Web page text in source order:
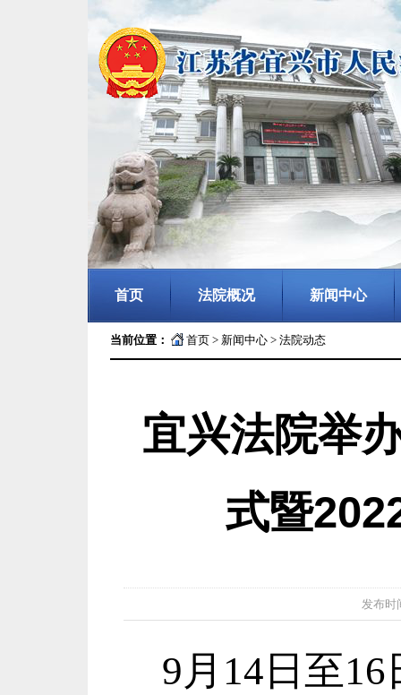
首页 法院概况 新闻中心
当前位置： 首页 > 新闻中心 > 法院动态
宜兴法院举
式暨
发布时
9月 14 日至16